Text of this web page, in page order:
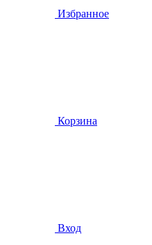
Избранное
Корзина
Вход